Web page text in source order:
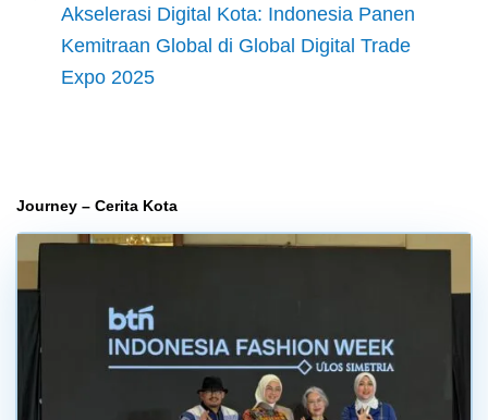
berikutnya
Akselerasi Digital Kota: Indonesia Panen
Kemitraan Global di Global Digital Trade
Expo 2025
Journey – Cerita Kota